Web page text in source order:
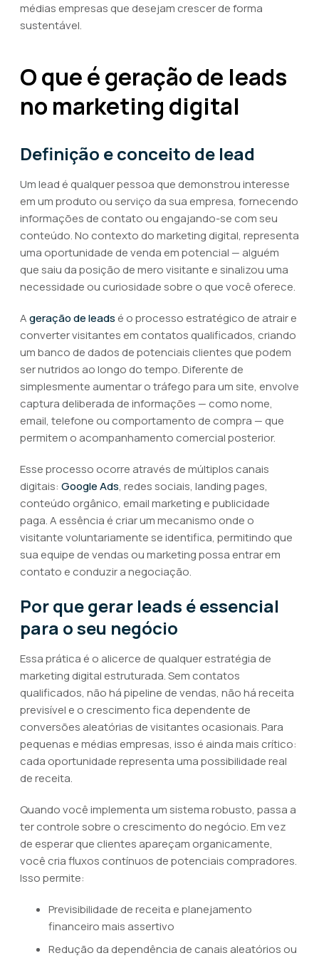
médias empresas que desejam crescer de forma
sustentável.
O que é geração de leads
no marketing digital
Definição e conceito de lead
Um lead é qualquer pessoa que demonstrou interesse
em um produto ou serviço da sua empresa, fornecendo
informações de contato ou engajando-se com seu
conteúdo. No contexto do marketing digital, representa
uma oportunidade de venda em potencial — alguém
que saiu da posição de mero visitante e sinalizou uma
necessidade ou curiosidade sobre o que você oferece.
Ageração de leads é o processo estratégico de atrair e
converter visitantes em contatos qualificados, criando
um banco de dados de potenciais clientes que podem
ser nutridos ao longo do tempo. Diferente de
simplesmente aumentar o tráfego para um site, envolve
captura deliberada de informações — como nome,
email, telefone ou comportamento de compra — que
permitem o acompanhamento comercial posterior.
Esse processo ocorre através de múltiplos canais
digitais: Google Ads, redes sociais, landing pages,
conteúdo orgânico, email marketing e publicidade
paga. A essência é criar um mecanismo onde o
visitante voluntariamente se identifica, permitindo que
sua equipe de vendas ou marketing possa entrar em
contato e conduzir a negociação.
Por que gerar leads é essencial
para o seu negócio
Essa prática é o alicerce de qualquer estratégia de
marketing digital estruturada. Sem contatos
qualificados, não há pipeline de vendas, não há receita
previsível e o crescimento fica dependente de
conversões aleatórias de visitantes ocasionais. Para
pequenas e médias empresas, isso é ainda mais crítico:
cada oportunidade representa uma possibilidade real
de receita.
Quando você implementa um sistema robusto, passa a
ter controle sobre o crescimento do negócio. Em vez
de esperar que clientes apareçam organicamente,
você cria fluxos contínuos de potenciais compradores.
Isso permite:
Previsibilidade de receita e planejamento
financeiro mais assertivo
Redução da dependência de canais aleatórios ou